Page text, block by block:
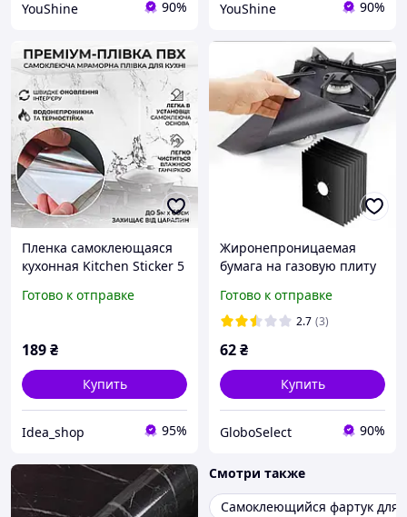
YouShine 90% YouShine 90%
Пленка самоклеющаяся
кухонная Kitchen Sticker 5
Готово к отправке
189₴
Купить
Idea_shop 95%
Жиронепроницаемая
бумага на газовую плиту
Готово к отправке
2.7 (3)
62₴
Купить
GloboSelect 90%
Смотри также
Самоклеющийся фартук для